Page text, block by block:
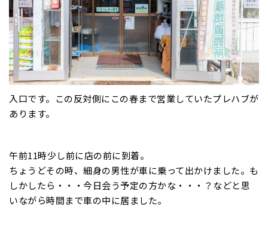
入口です。この反対側にこの春まで営業していたプレハブが
あります。
午前11時少し前に店の前に到着。
ちょうどその時、細身の男性が車に乗って出かけました。も
しかしたら・・・今日会う予定の方かな・・・？などと思
いながら時間まで車の中に居ました。